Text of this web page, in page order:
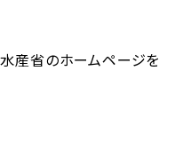
産省のホームページを